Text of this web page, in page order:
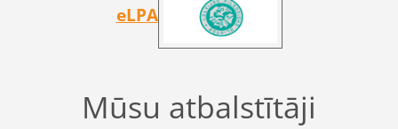
eLPA
Mūsu atbalstītāji